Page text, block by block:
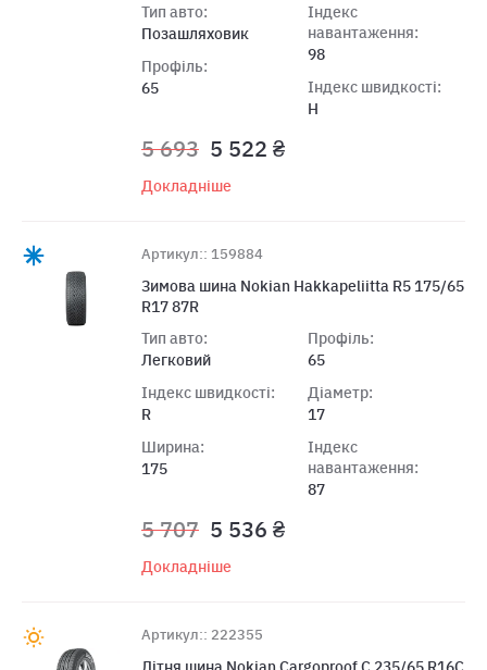
Тип авто:
Позашляховик
Профіль:
65
Індекс
навантаження:
98
Індекс швидкості:
H
5 693 5 522 ₴
Докладніше
Артикул:: 159884
Зимова шина Nokian Hakkapeliitta R5 175/65
R17 87R
Тип авто:
Легковий
Індекс швидкості:
R
Ширина:
175
Профіль:
65
Діаметр:
17
Індекс
навантаження:
87
5 707 5 536 ₴
Докладніше
Артикул:: 222355